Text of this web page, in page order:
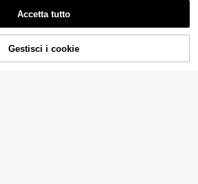
AGGIUNGI AL CARRELLO
Accetta tutto
Gestisci i cookie